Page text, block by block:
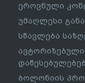
ეროვნული
უმაღლესი
სწავლება
ბოლონიის